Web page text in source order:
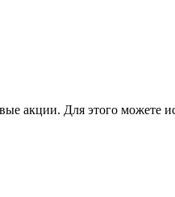
акции. Для этого можете